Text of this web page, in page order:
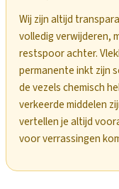
Wij zijn altijd
volledig verwijderen,
restspoor achter.
permanente inkt zijn
de vezels chemisch
verkeerde middelen
vertellen je altijd
voor verrassingen